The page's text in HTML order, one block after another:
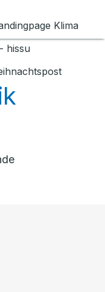
Klima
hissu